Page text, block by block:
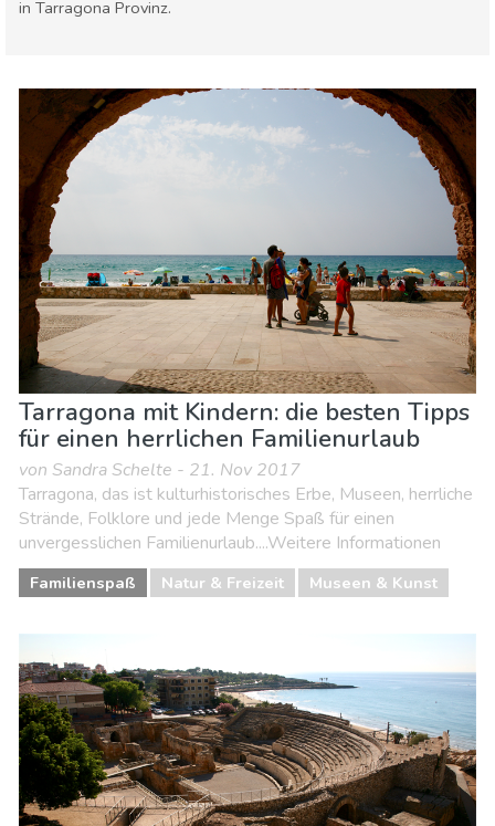
in Tarragona Provinz.
Familienspaß
Lokale Veranstaltungen
Museen & Kunst
Natur & Freizeit Strände
Tarragona mit Kindern: die besten Tipps
für einen herrlichen Familienurlaub
von Sandra Schelte - 21. Nov 2017
Tarragona, das ist kulturhistorisches Erbe, Museen, herrliche
Strände, Folklore und jede Menge Spaß für einen
unvergesslichen Familienurlaub....Weitere Informationen
Familienspaß Natur & Freizeit Museen & Kunst